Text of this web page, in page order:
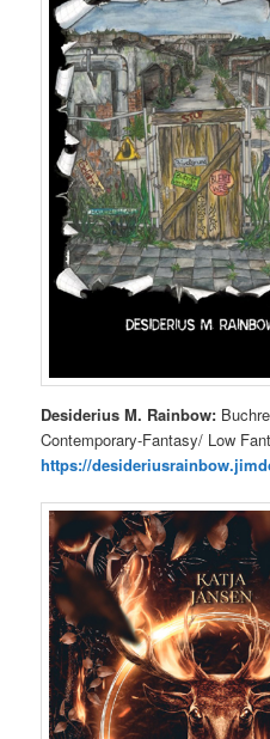
Desiderius M. Rainbow:
Contemporary-Fantasy/ Low
https://